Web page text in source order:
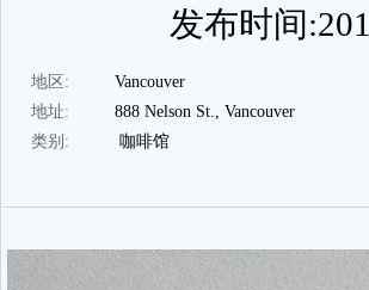
发布时间
地区:
Vancouver
地址:
888 Nelson St., Vancouver
类别:
咖啡馆